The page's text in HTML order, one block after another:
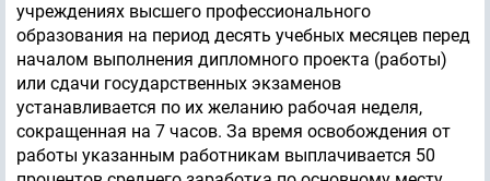
учреждениях высшего профессионального
образования на период десять учебных месяцев перед
началом выполнения дипломного проекта (работы)
или сдачи государственных экзаменов
устанавливается по их желанию рабочая неделя,
сокращенная на 7 часов. За время освобождения от
работы указанным работникам выплачивается 50